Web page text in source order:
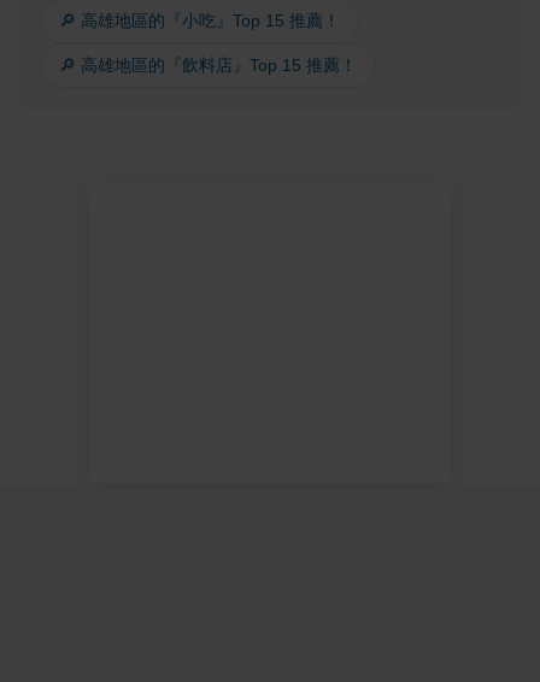
🔎 高雄地區的『小吃』Top 15 推薦！
🔎 高雄地區的『飲料店』Top 15 推薦！